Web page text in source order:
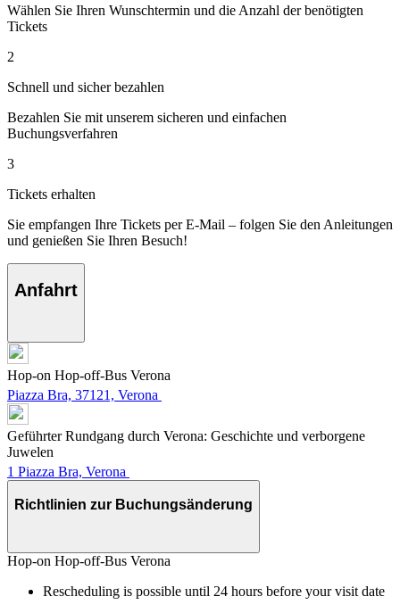
Wählen Sie Ihren Wunschtermin und die Anzahl der benötigten
Tickets
2
Schnell und sicher bezahlen
Bezahlen Sie mit unserem sicheren und einfachen
Buchungsverfahren
3
Tickets erhalten
Sie empfangen Ihre Tickets per E-Mail – folgen Sie den Anleitungen
und genießen Sie Ihren Besuch!
Anfahrt
Hop-on Hop-off-Bus Verona
Piazza Bra, 37121, Verona
Geführter Rundgang durch Verona: Geschichte und verborgene
Juwelen
1 Piazza Bra, Verona
Richtlinien zur Buchungsänderung
Hop-on Hop-off-Bus Verona
Rescheduling is possible until 24 hours before your visit date